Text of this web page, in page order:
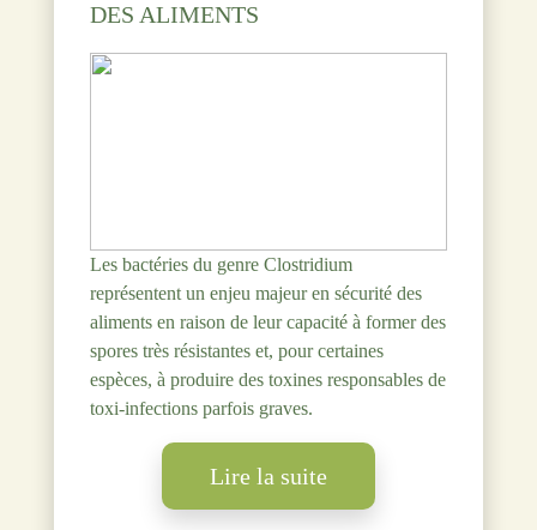
DES ALIMENTS
Les bactéries du genre Clostridium
représentent un enjeu majeur en sécurité des
aliments en raison de leur capacité à former des
spores très résistantes et, pour certaines
espèces, à produire des toxines responsables de
toxi-infections parfois graves.
Lire la suite